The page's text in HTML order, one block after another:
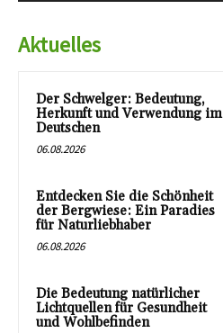
Aktuelles
Der Schwelger: Bedeutung,
Herkunft und Verwendung im
Deutschen
06.08.2026
Entdecken Sie die Schönheit
der Bergwiese: Ein Paradies
für Naturliebhaber
06.08.2026
Die Bedeutung natürlicher
Lichtquellen für Gesundheit
und Wohlbefinden